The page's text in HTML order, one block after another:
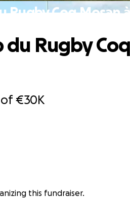
Rugby Coq Mosan
of€30K
du Rugby
this fundraiser.